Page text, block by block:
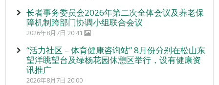
长者事务委员会2026年第二次全体会议及养老保
障机制跨部门协调小组联合会议
2026年8月7日 20:41
“活力社区 – 体育健康咨询站” 8月份分别在松山东
望洋眺望台及绿杨花园休憩区举行，设有健康资
讯推广
2026年8月7日 20:00